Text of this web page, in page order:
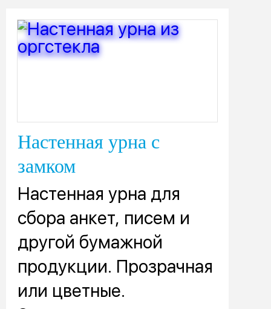
Настенная урна с
замком
Настенная урна для
сбора анкет, писем и
другой бумажной
продукции. Прозрачная
или цветные.